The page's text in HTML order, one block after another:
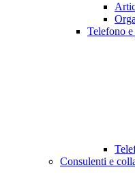
Telefono e
Consulenti e